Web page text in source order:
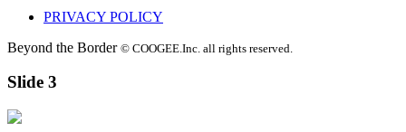
PRIVACY POLICY
Beyond the Border © COOGEE.Inc. all rights reserved.
Slide 3